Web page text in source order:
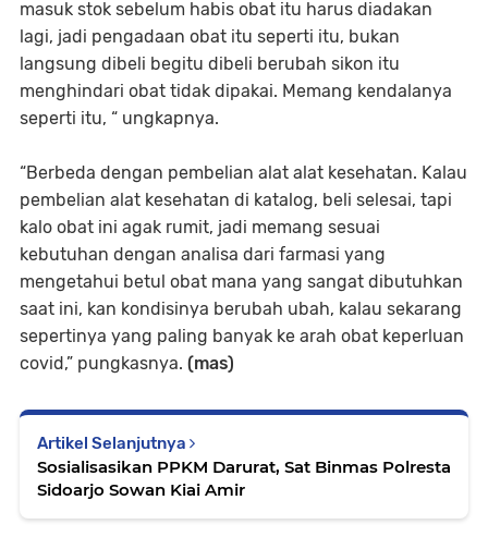
masuk stok sebelum habis obat itu harus diadakan
lagi, jadi pengadaan obat itu seperti itu, bukan
langsung dibeli begitu dibeli berubah sikon itu
menghindari obat tidak dipakai. Memang kendalanya
seperti itu, “ ungkapnya.
“Berbeda dengan pembelian alat alat kesehatan. Kalau
pembelian alat kesehatan di katalog, beli selesai, tapi
kalo obat ini agak rumit, jadi memang sesuai
kebutuhan dengan analisa dari farmasi yang
mengetahui betul obat mana yang sangat dibutuhkan
saat ini, kan kondisinya berubah ubah, kalau sekarang
sepertinya yang paling banyak ke arah obat keperluan
covid,” pungkasnya. (mas)
Artikel Selanjutnya
Sosialisasikan PPKM Darurat, Sat Binmas Polresta
Sidoarjo Sowan Kiai Amir